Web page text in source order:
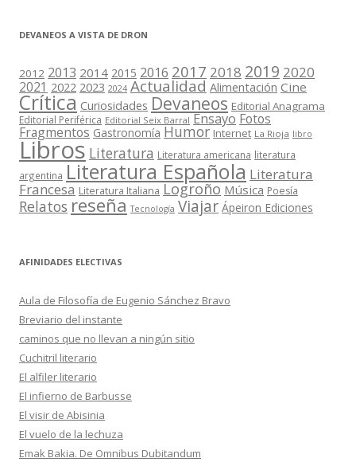
DEVANEOS A VISTA DE DRON
2012 2013 2014 2015 2016 2017 2018 2019 2020
2021 2022 2023 2024 Actualidad Alimentación Cine
Crítica Curiosidades Devaneos Editorial Anagrama
Editorial Periférica Editorial Seix Barral Ensayo Fotos
Fragmentos Gastronomía Humor Internet La Rioja libro
Libros Literatura Literatura americana literatura
argentina Literatura Española Literatura
Francesa Literatura Italiana Logroño Música Poesía
Relatos reseña Tecnología Viajar Ápeiron Ediciones
AFINIDADES ELECTIVAS
Aula de Filosofía de Eugenio Sánchez Bravo
Breviario del instante
caminos que no llevan a ningún sitio
Cuchitril literario
El alfiler literario
El infierno de Barbusse
El visir de Abisinia
El vuelo de la lechuza
Emak Bakia. De Omnibus Dubitandum